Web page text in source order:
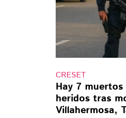
CRESET
Hay 7
heridos tras
Villahermosa,